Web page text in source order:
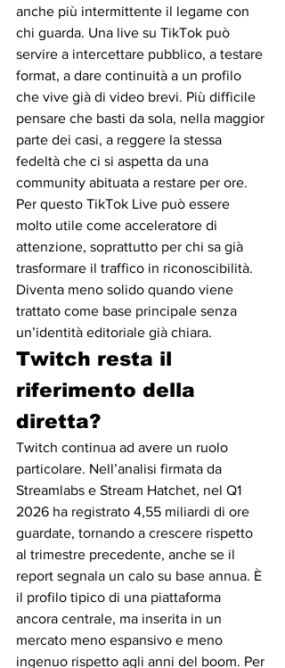
anche più intermittente il legame con
chi guarda. Una live su TikTok può
servire a intercettare pubblico, a testare
format, a dare continuità a un profilo
che vive già di video brevi. Più difficile
pensare che basti da sola, nella maggior
parte dei casi, a reggere la stessa
fedeltà che ci si aspetta da una
community abituata a restare per ore.
Per questo TikTok Live può essere
molto utile come acceleratore di
attenzione, soprattutto per chi sa già
trasformare il traffico in riconoscibilità.
Diventa meno solido quando viene
trattato come base principale senza
un’identità editoriale già chiara.
Twitch resta il
riferimento della
diretta?
Twitch continua ad avere un ruolo
particolare. Nell’analisi firmata da
Streamlabs e Stream Hatchet, nel Q1
2026 ha registrato 4,55 miliardi di ore
guardate, tornando a crescere rispetto
al trimestre precedente, anche se il
report segnala un calo su base annua. È
il profilo tipico di una piattaforma
ancora centrale, ma inserita in un
mercato meno espansivo e meno
ingenuo rispetto agli anni del boom. Per